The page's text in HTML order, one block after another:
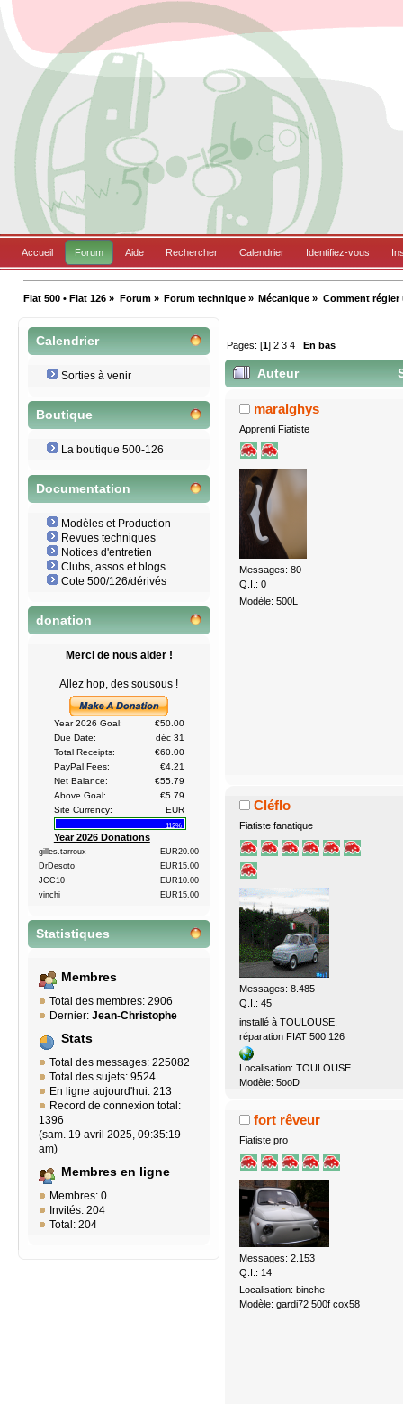
Accueil Forum Aide Rechercher Calendrier Identifiez-vous
Fiat 500 • Fiat 126 » Forum» Forum technique» Mécanique » Comment régler
Calendrier
Sorties à venir
Boutique
La boutique 500-126
Documentation
Modèles et Production
Revues techniques
Notices d'entretien
Clubs, assos et blogs
Cote 500/126/dérivés
donation
Merci de nous aider !
Allez hop, des sousous !
Year 2026 Goal:
€50.00
Due Date:
déc 31
Total Receipts:
€60.00
PayPal Fees:
€4.21
Net Balance:
€55.79
Above Goal:
€5.79
Site Currency:
EUR
112%
Year 2026 Donations
gilles.tarroux
EUR20.00
DrDesoto
EUR15.00
JCC10
EUR10.00
vinchi
EUR15.00
Statistiques
Membres
Total des membres: 2906
Dernier: Jean-Christophe
Stats
Total des messages: 225082
Total des sujets: 9524
En ligne aujourd'hui: 213
Record de connexion total:
1396
(sam. 19 avril 2025, 09:35:19
am)
Membres en ligne
Membres: 0
Invités: 204
Total: 204
Pages: [1]2 3 4 En bas
Auteur
maralghys
Apprenti Fiatiste
Messages: 80
Q.I.: 0
Modèle: 500L
Cléflo
Fiatiste fanatique
Messages: 8.485
Q.I.: 45
installé à TOULOUSE,
réparation FIAT 500 126
Localisation: TOULOUSE
Modèle: 5ooD
fort rêveur
Fiatiste pro
Messages: 2.153
Q.I.: 14
Localisation: binche
Modèle: gardi72 500f cox58